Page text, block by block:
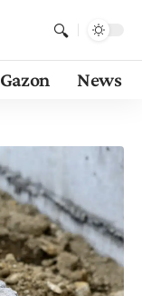
Gazon News